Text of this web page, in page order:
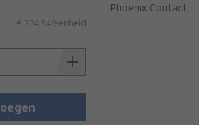
€ 304,54/eenheid
Phoenix Contact